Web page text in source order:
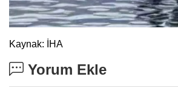
Kaynak: İHA
Yorum Ekle